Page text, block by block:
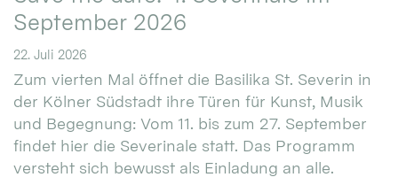
September 2026
22. Juli 2026
Zum vierten Mal öffnet die Basilika St. Severin in
der Kölner Südstadt ihre Türen für Kunst, Musik
und Begegnung: Vom 11. bis zum 27. September
findet hier die Severinale statt. Das Programm
versteht sich bewusst als Einladung an alle.